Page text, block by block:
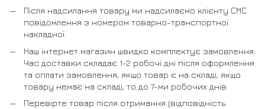
Після надсилання товару ми надсилаємо клієнту СМС
повідомлення з номером товарно-транспортної
накладної.
Наш інтернет магазин швидко комплектує замовлення.
Час доставки складає 1-2 робочі дні після оформлення
та оплати замовлення, якщо товар є на складі, якщо
товару немає на складі, то до 7-ми робочих днів
Перевірте товар після отримання (відповідність